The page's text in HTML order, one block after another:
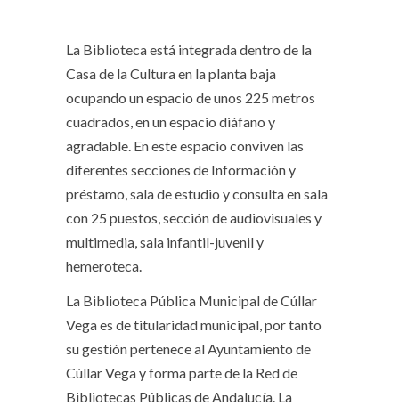
La Biblioteca está integrada dentro de la
Casa de la Cultura en la planta baja
ocupando un espacio de unos 225 metros
cuadrados, en un espacio diáfano y
agradable. En este espacio conviven las
diferentes secciones de Información y
préstamo, sala de estudio y consulta en sala
con 25 puestos, sección de audiovisuales y
multimedia, sala infantil-juvenil y
hemeroteca.
La Biblioteca Pública Municipal de Cúllar
Vega es de titularidad municipal, por tanto
su gestión pertenece al Ayuntamiento de
Cúllar Vega y forma parte de la Red de
Bibliotecas Públicas de Andalucía. La